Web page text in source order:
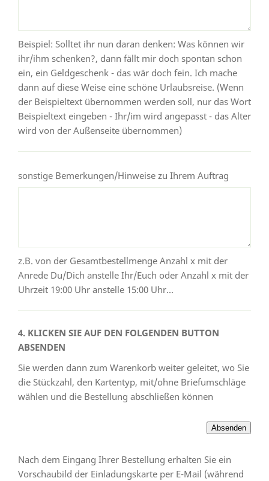
Beispiel: Solltet ihr nun daran denken: Was können wir
ihr/ihm schenken?, dann fällt mir doch spontan schon
ein, ein Geldgeschenk - das wär doch fein. Ich mache
dann auf diese Weise eine schöne Urlaubsreise. (Wenn
der Beispieltext übernommen werden soll, nur das Wort
Beispieltext eingeben - Ihr/im wird angepasst - das Alter
wird von der Außenseite übernommen)
sonstige Bemerkungen/Hinweise zu Ihrem Auftrag
z.B. von der Gesamtbestellmenge Anzahl x mit der
Anrede Du/Dich anstelle Ihr/Euch oder Anzahl x mit der
Uhrzeit 19:00 Uhr anstelle 15:00 Uhr...
4. KLICKEN SIE AUF DEN FOLGENDEN BUTTON
ABSENDEN
Sie werden dann zum Warenkorb weiter geleitet, wo Sie
die Stückzahl, den Kartentyp, mit/ohne Briefumschläge
wählen und die Bestellung abschließen können
Nach dem Eingang Ihrer Bestellung erhalten Sie ein
Vorschaubild der Einladungskarte per E-Mail (während